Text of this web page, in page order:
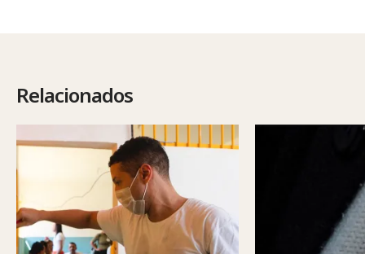
Relacionados